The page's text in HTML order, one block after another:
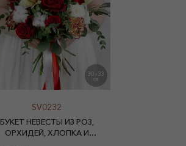
30 X 33
SV0232
БУКЕТ НЕВЕСТЫ ИЗ РОЗ,
ОРХИДЕЙ, ХЛОПКА И